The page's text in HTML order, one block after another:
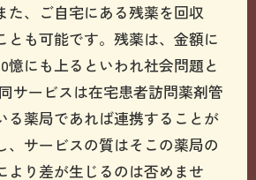
た、ご自宅にある残薬を回収
とも可能です。残薬は、金額に
憶にも上るといわれ社会問題と
サービスは在宅患者訪問薬剤管
る薬局であれば連携することが
、サービスの質はそこの薬局の
より差が生じるのは否めませ